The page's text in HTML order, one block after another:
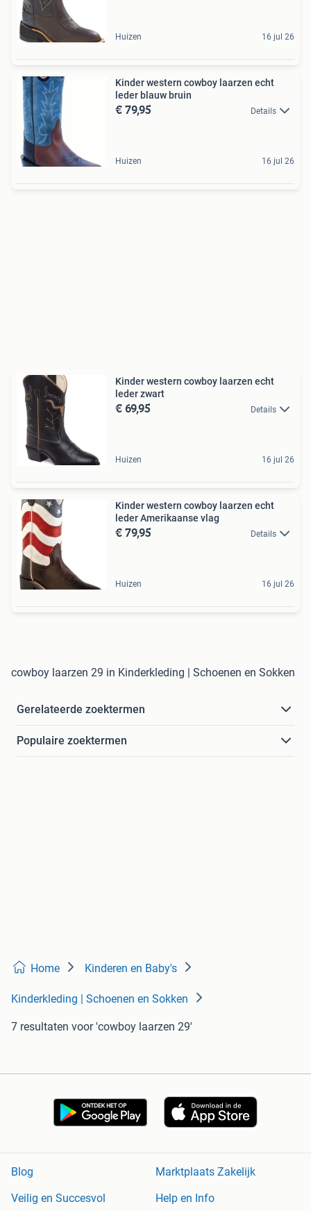
Huizen 16 jul 26
Kinder western cowboy laarzen echt
leder blauw bruin
€ 79,95 Details
Huizen 16 jul 26
Kinder western cowboy laarzen echt
leder zwart
€ 69,95 Details
Huizen 16 jul 26
Kinder western cowboy laarzen echt
leder Amerikaanse vlag
€ 79,95 Details
Huizen 16 jul 26
cowboy laarzen 29 in Kinderkleding | Schoenen en Sokken
Gerelateerde zoektermen
Populaire zoektermen
Home Kinderen en Baby's
Kinderkleding | Schoenen en Sokken
7 resultaten voor 'cowboy laarzen 29'
Blog
Marktplaats Zakelijk
Veilig en Succesvol
Help en Info